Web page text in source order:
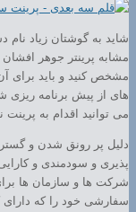
شاید به گوشتان زیاد نام
مشابه پرینتر جوهر
مشخص کنید و باید برای
های از پیش برنامه
می توانید اقدام به پرینت
دلیل پر رونق شدن و
پذیری و سودمندی و
شرکت ها و سازمان ها
سفارشی خود را که دارای